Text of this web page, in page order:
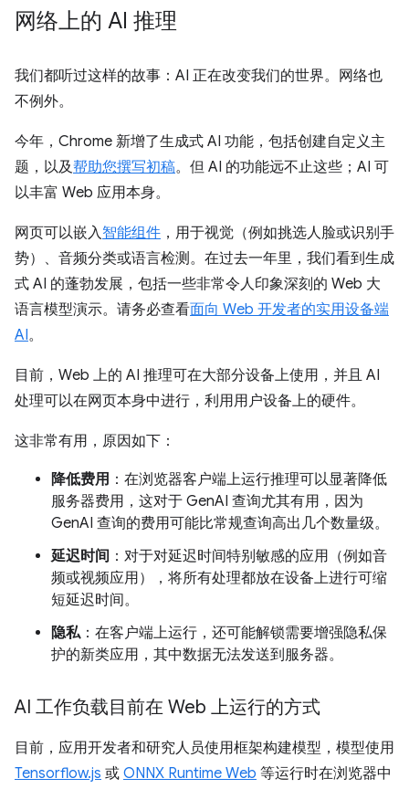
网络上的 AI 推理
我们都听过这样的故事：AI 正在改变我们的世界。网络也
不例外。
今年，Chrome 新增了生成式 AI 功能，包括创建自定义主
题，以及帮助您撰写初稿。但 AI 的功能远不止这些；AI 可
以丰富 Web 应用本身。
网页可以嵌入智能组件 ，用于视觉（例如挑选人脸或识别手
势）、音频分类或语言检测。在过去一年里，我们看到生成
式 AI 的蓬勃发展，包括一些非常令人印象深刻的 Web 大
语言模型演示。请务必查看面向 Web 开发者的实用设备端
AI。
目前，Web 上的 AI 推理可在大部分设备上使用，并且 AI
处理可以在网页本身中进行，利用用户设备上的硬件。
这非常有用，原因如下：
降低费用 ：在浏览器客户端上运行推理可以显著降低
服务器费用，这对于 GenAI 查询尤其有用，因为
GenAI 查询的费用可能比常规查询高出几个数量级。
延迟时间 ：对于对延迟时间特别敏感的应用（例如音
频或视频应用），将所有处理都放在设备上进行可缩
短延迟时间。
隐私：在客户端上运行，还可能解锁需要增强隐私保
护的新类应用，其中数据无法发送到服务器。
AI 工作负载目前在 Web 上运行的方式
目前，应用开发者和研究人员使用框架构建模型，模型使用
Tensorflow.js 或 ONNX Runtime Web 等运行时在浏览器中